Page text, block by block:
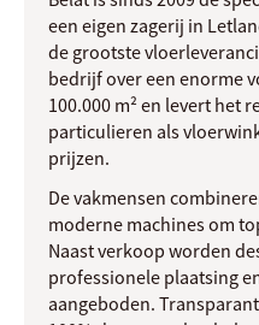
een eigen zagerij in
de grootste
bedrijf over een enorme
100.000 m² en levert het
particulieren als
prijzen.
De vakmensen
moderne machines om
Naast verkoop worden
professionele plaatsing
aangeboden.